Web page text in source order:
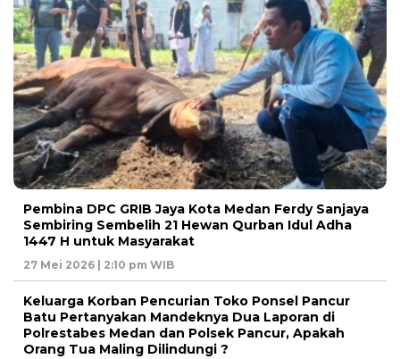
Pembina DPC GRIB Jaya Kota Medan Ferdy Sanjaya
Sembiring Sembelih 21 Hewan Qurban Idul Adha
1447 H untuk Masyarakat
27 Mei 2026 | 2:10 pm WIB
Keluarga Korban Pencurian Toko Ponsel Pancur
Batu Pertanyakan Mandeknya Dua Laporan di
Polrestabes Medan dan Polsek Pancur, Apakah
Orang Tua Maling Dilindungi ?